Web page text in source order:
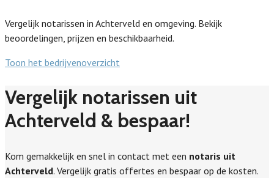
Vergelijk notarissen in Achterveld en omgeving. Bekijk
beoordelingen, prijzen en beschikbaarheid.
Toon het bedrijvenoverzicht
Vergelijk notarissen uit
Achterveld & bespaar!
Kom gemakkelijk en snel in contact met een notaris uit
Achterveld. Vergelijk gratis offertes en bespaar op de kosten.